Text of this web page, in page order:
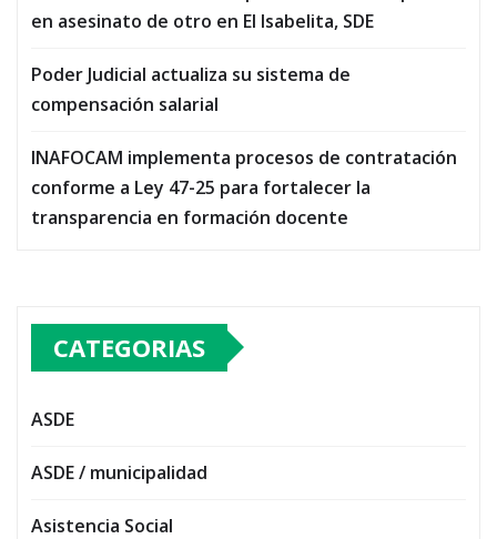
en asesinato de otro en El Isabelita, SDE
Poder Judicial actualiza su sistema de
compensación salarial
INAFOCAM implementa procesos de contratación
conforme a Ley 47-25 para fortalecer la
transparencia en formación docente
CATEGORIAS
ASDE
ASDE / municipalidad
Asistencia Social